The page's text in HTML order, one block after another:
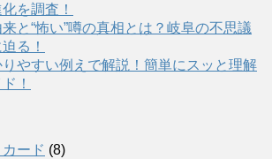
を調査！
来と“怖い”噂の真相とは？岐阜の不思議
る！
やすい例えで解説！簡単にスッと理解
！
ード (8)